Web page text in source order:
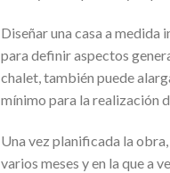
Diseñar una casa a
para definir aspectos
chalet, también puede
mínimo para la realización
Una vez planificada la obra,
varios meses y en la que a